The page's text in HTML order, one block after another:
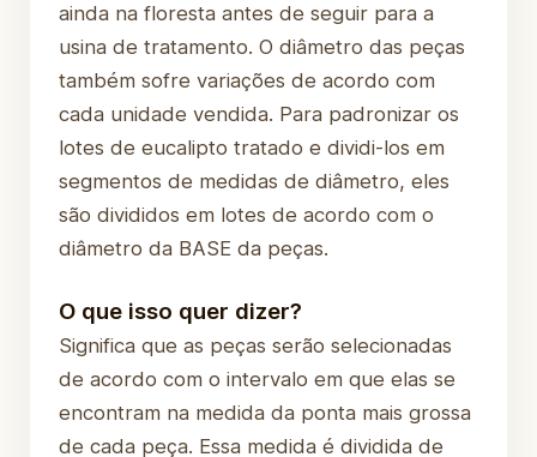
ainda na floresta antes de seguir para a
usina de tratamento. O diâmetro das peças
também sofre variações de acordo com
cada unidade vendida. Para padronizar os
lotes de eucalipto tratado e dividi-los em
segmentos de medidas de diâmetro, eles
são divididos em lotes de acordo com o
diâmetro da BASE da peças.
O que isso quer dizer?
Significa que as peças serão selecionadas
de acordo com o intervalo em que elas se
encontram na medida da ponta mais grossa
de cada peça. Essa medida é dividida de